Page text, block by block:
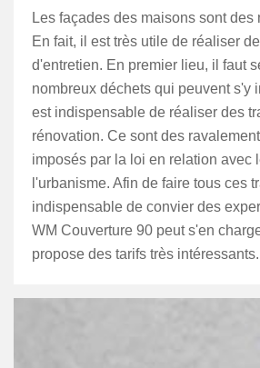
Les façades des maisons sont des
En fait, il est très utile de réaliser
d'entretien. En premier lieu, il faut
nombreux déchets qui peuvent s'y
est indispensable de réaliser des
rénovation. Ce sont des
imposés par la loi en relation avec
l'urbanisme. Afin de faire tous ces
indispensable de convier des
WM Couverture 90 peut s'en
propose des tarifs très intéressants.